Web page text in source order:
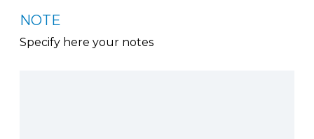
NOTE
Specify here your notes